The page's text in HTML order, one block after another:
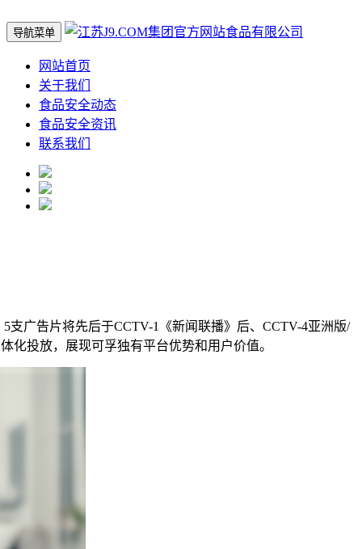
导航菜单
网站首页
关于我们
食品安全动态
食品安全资讯
联系我们
广告片将先后于CCTV-1《新闻联播》后、CCTV-4亚洲版/
化投放，展现可孚独有平台优势和用户价值。